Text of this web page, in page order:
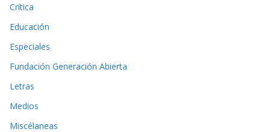
Crítica
Educación
Especiales
Fundación Generación Abierta
Letras
Medios
Miscélaneas